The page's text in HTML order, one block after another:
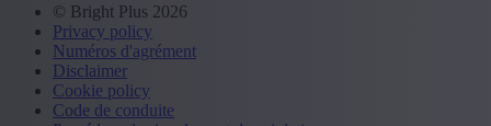
© Bright Plus 2026
Privacy policy
Numéros d'agrément
Disclaimer
Cookie policy
Code de conduite